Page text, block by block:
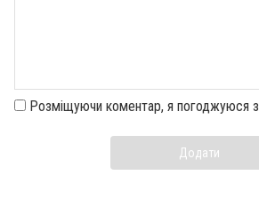
Розміщуючи коментар, я погоджуюся з
Додати